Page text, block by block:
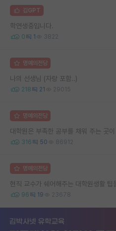
김GPT
학연생중입니다.
0 1 3822
명예의전당
나의 선생님 (자랑 포함..)
218 21 29015
명예의전당
대학원은 부족한 공부를 채워 주는 곳이
316 50 86912
명예의전당
현직 교수가 쉐어해주는 대학원생활 팁
96 19 23678